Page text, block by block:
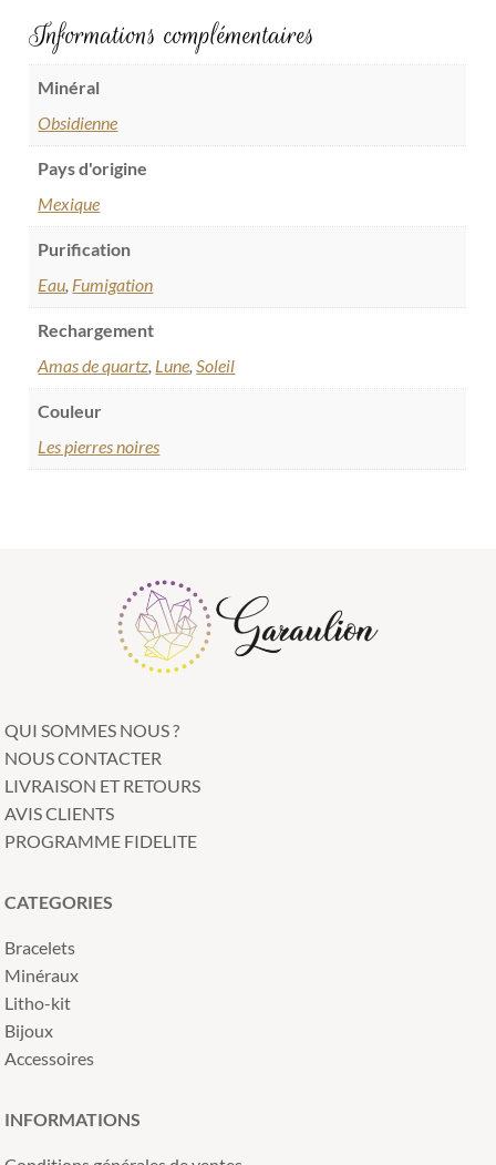
Informations complémentaires
Minéral
Obsidienne
Pays d'origine
Mexique
Purification
Eau, Fumigation
Rechargement
Amas de quartz, Lune,Soleil
Couleur
Les pierres noires
QUI SOMMES NOUS ?
NOUS CONTACTER
LIVRAISON ET RETOURS
AVIS CLIENTS
PROGRAMME FIDELITE
CATEGORIES
Bracelets
Minéraux
Litho-kit
Bijoux
Accessoires
INFORMATIONS